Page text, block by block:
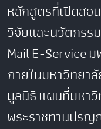
หลักสูตรที่เปิดสอน
วิจัยและนวัตกรรม
MailE-Serviceม
ภายในมหาวิทยา
มูลนิธิแผนที่มหา
พระราชทานปริ